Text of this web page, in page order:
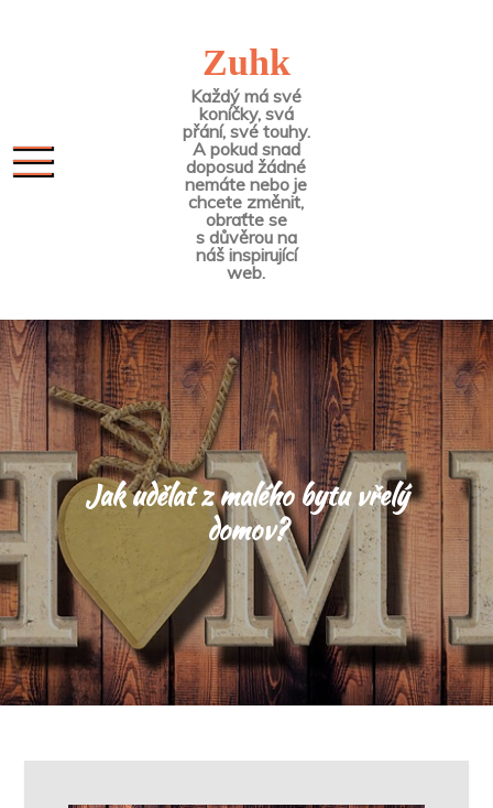
Zuhk
Každý má své
koníčky, svá
přání, své touhy.
A pokud snad
doposud žádné
nemáte nebo je
chcete změnit,
obraťte se
s důvěrou na
náš inspirující
web.
Jak udělat z malého bytu vřelý
domov?